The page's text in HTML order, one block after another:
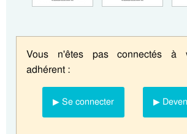
Vous n'êtes pas connectés à
adhérent :
▶ Se connecter ▶